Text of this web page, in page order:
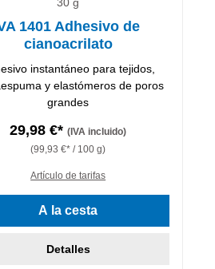
1401 Adhesivo de
cianoacrilato
instantáneo para tejidos,
y elastómeros de poros
grandes
29,98 €*(IVA incluido)
(99,93 €* / 100 g)
Artículo de tarifas
A la cesta
Detalles